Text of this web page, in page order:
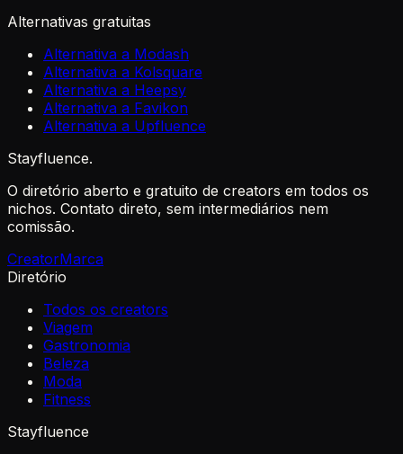
Alternativas gratuitas
Alternativa a Modash
Alternativa a Kolsquare
Alternativa a Heepsy
Alternativa a Favikon
Alternativa a Upfluence
Stayfluence.
O diretório aberto e gratuito de creators em todos os
nichos. Contato direto, sem intermediários nem
comissão.
CreatorMarca
Diretório
Todos os creators
Viagem
Gastronomia
Beleza
Moda
Fitness
Stayfluence